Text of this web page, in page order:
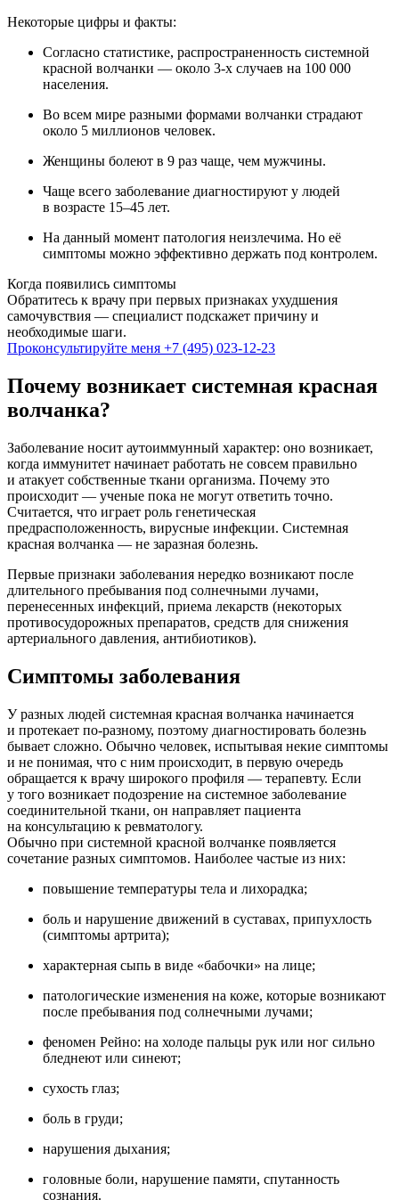
Некоторые цифры и факты:
Согласно статистике, распространенность системной
красной волчанки — около 3-х случаев на 100 000
населения.
Во всем мире разными формами волчанки страдают
около 5 миллионов человек.
Женщины болеют в 9 раз чаще, чем мужчины.
Чаще всего заболевание диагностируют у людей
в возрасте 15–45 лет.
На данный момент патология неизлечима. Но её
симптомы можно эффективно держать под контролем.
Когда появились симптомы
Обратитесь к врачу при первых признаках ухудшения
самочувствия — специалист подскажет причину и
необходимые шаги.
Проконсультируйте меня +7 (495) 023-12-23
Почему возникает системная красная
волчанка?
Заболевание носит аутоиммунный характер: оно возникает,
когда иммунитет начинает работать не совсем правильно
и атакует собственные ткани организма. Почему это
происходит — ученые пока не могут ответить точно.
Считается, что играет роль генетическая
предрасположенность, вирусные инфекции. Системная
красная волчанка — не заразная болезнь.
Первые признаки заболевания нередко возникают после
длительного пребывания под солнечными лучами,
перенесенных инфекций, приема лекарств (некоторых
противосудорожных препаратов, средств для снижения
артериального давления, антибиотиков).
Симптомы заболевания
У разных людей системная красная волчанка начинается
и протекает по-разному, поэтому диагностировать болезнь
бывает сложно. Обычно человек, испытывая некие симптомы
и не понимая, что с ним происходит, в первую очередь
обращается к врачу широкого профиля — терапевту. Если
у того возникает подозрение на системное заболевание
соединительной ткани, он направляет пациента
на консультацию к ревматологу.
Обычно при системной красной волчанке появляется
сочетание разных симптомов. Наиболее частые из них:
повышение температуры тела и лихорадка;
боль и нарушение движений в суставах, припухлость
(симптомы артрита);
характерная сыпь в виде «бабочки» на лице;
патологические изменения на коже, которые возникают
после пребывания под солнечными лучами;
феномен Рейно: на холоде пальцы рук или ног сильно
бледнеют или синеют;
сухость глаз;
боль в груди;
нарушения дыхания;
головные боли, нарушение памяти, спутанность
сознания.